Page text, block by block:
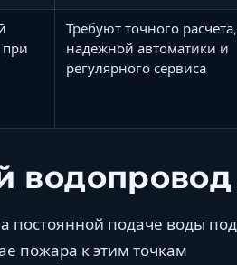
при
Требуют точного расчета,
надежной автоматики и
регулярного сервиса
водопровод
постоянной подаче воды под
пожара к этим точкам